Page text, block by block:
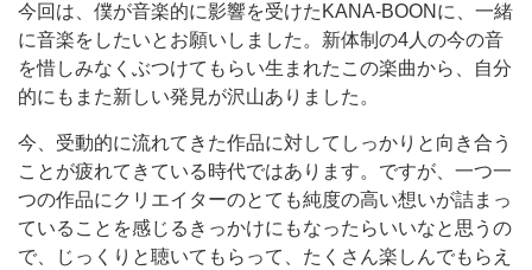
今回は、僕が音楽的に影響を受けたKANA-BOONに、一緒
に音楽をしたいとお願いしました。新体制の4人の今の音
を惜しみなくぶつけてもらい生まれたこの楽曲から、自分
的にもまた新しい発見が沢山ありました。
今、受動的に流れてきた作品に対してしっかりと向き合う
ことが疲れてきている時代ではあります。ですが、一つ一
つの作品にクリエイターのとても純度の高い想いが詰まっ
ていることを感じるきっかけにもなったらいいなと思うの
で、じっくりと聴いてもらって、たくさん楽しんでもらえ